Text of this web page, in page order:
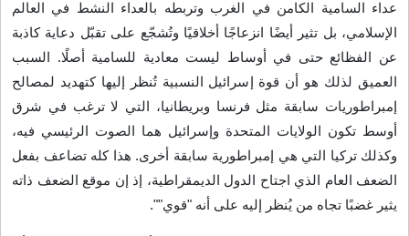
عداء السامية الكامن في الغرب وتربطه بالعداء النشط في العالم
الإسلامي، بل تثير أيضًا انزعاجًا أخلاقيًا وتُشجّع على تقبّل دعاية كاذبة
عن الفظائع حتى في أوساط ليست معادية للسامية أصلًا. السبب
العميق لذلك هو أن قوة إسرائيل النسبية تُنظر إليها كتهديد لمصالح
إمبراطوريات سابقة مثل فرنسا وبريطانيا، التي لا ترغب في شرق
أوسط تكون الولايات المتحدة وإسرائيل هما الصوت الرئيسي فيه،
وكذلك تركيا التي هي إمبراطورية سابقة أخرى. هذا كله تضاعف بفعل
الضعف العام الذي اجتاح الدول الديمقراطية، إذ إن موقع الضعف ذاته
يثير غضبًا تجاه من يُنظر إليه على أنه "قوي"".